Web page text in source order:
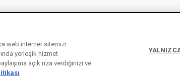
Kişisel Verilerin Korunması Kanunu
web internet sitemizi
yerleşik hizmet
açık rıza verdiğinizi ve